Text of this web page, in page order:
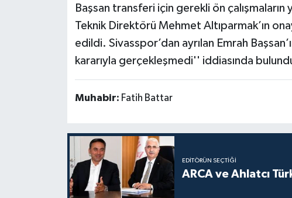
Başsan transferi için gerekli ön
Teknik Direktörü Mehmet Altıparmak’ın
edildi. Sivasspor’dan ayrılan Emrah
kararıyla gerçekleşmedi'' iddiasında
Muhabir: Fatih Battar
EDITÖRÜN SEÇTIĞI
ARCA ve Ahlatcı